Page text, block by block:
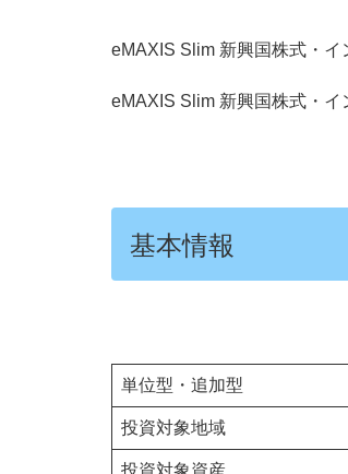
eMAXIS Slim 新興国株式・
eMAXIS Slim 新興国株式・
基本情報
単位型・追加型
投資対象地域
投資対象資産